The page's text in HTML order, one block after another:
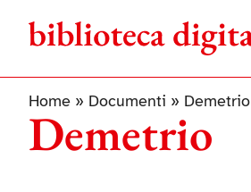
contenuto
Home» Documenti » Demetrio
Demetrio